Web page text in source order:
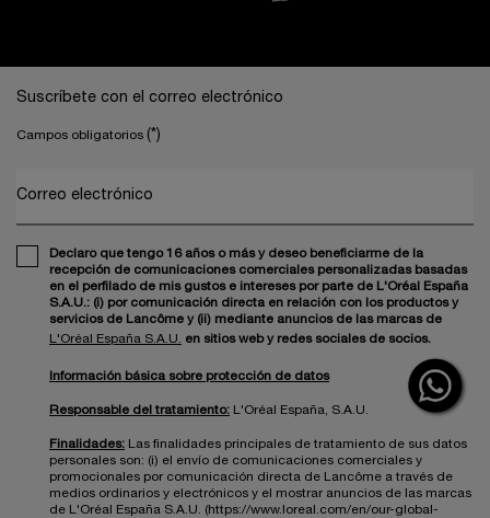
Suscríbete con el correo electrónico
Campos obligatorios (*)
Correo electrónico
Declaro que tengo 16 años o más y deseo beneficiarme de la
recepción de comunicaciones comerciales personalizadas basadas
en el perfilado de mis gustos e intereses por parte de L'Oréal España
S.A.U.: (i) por comunicación directa en relación con los productos y
servicios de Lancôme y (ii) mediante anuncios de las marcas de
L'Oréal España S.A.U.
en sitios web y redes sociales de socios.
Información básica sobre protección de datos
Responsable del tratamiento: L'Oréal España, S.A.U.
Finalidades: Las finalidades principales de tratamiento de sus datos
personales son: (i) el envío de comunicaciones comerciales y
promocionales por comunicación directa de Lancôme a través de
medios ordinarios y electrónicos y el mostrar anuncios de las marcas
de L'Oréal España S.A.U. (https://www.loreal.com/en/our-global-